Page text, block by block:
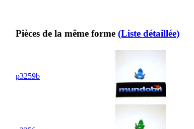
Pièces de la même forme (Liste détaillée)
p3259b